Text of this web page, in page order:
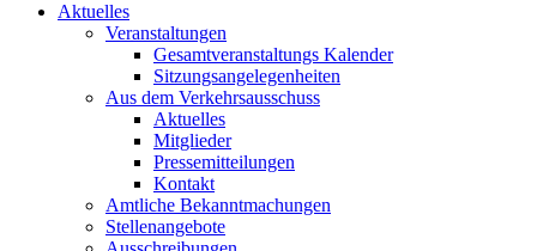
Aktuelles
Veranstaltungen
Gesamtveranstaltungs Kalender
Sitzungsangelegenheiten
Aus dem Verkehrsausschuss
Aktuelles
Mitglieder
Pressemitteilungen
Kontakt
Amtliche Bekanntmachungen
Stellenangebote